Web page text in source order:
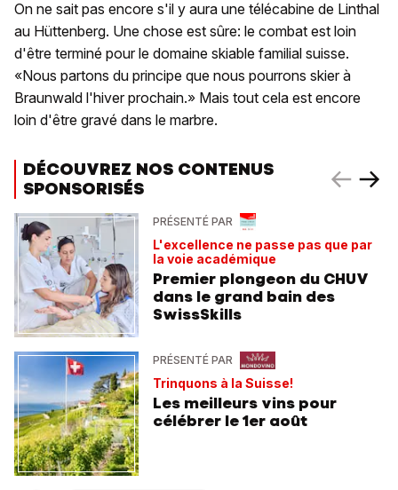
On ne sait pas encore s'il y aura une télécabine de Linthal
au Hüttenberg. Une chose est sûre: le combat est loin
d'être terminé pour le domaine skiable familial suisse.
«Nous partons du principe que nous pourrons skier à
Braunwald l'hiver prochain.» Mais tout cela est encore
loin d'être gravé dans le marbre.
DÉCOUVREZ NOS CONTENUS
SPONSORISÉS
PRÉSENTÉ PAR
L'excellence ne passe pas que par
la voie académique
Premier plongeon du CHUV
dans le grand bain des
SwissSkills
PRÉSENTÉ PAR
Trinquons à la Suisse!
Les meilleurs vins pour
célébrer le 1er août